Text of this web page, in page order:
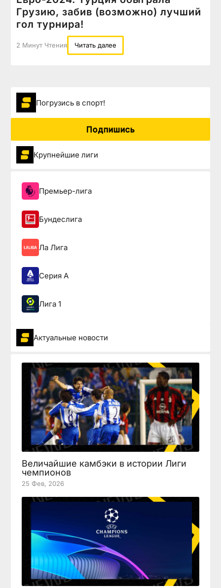
Грузию, забив (возможно) лучший
гол турнира!
2 Минут Чтения Читать далее
Погрузиcь в спорт!
Подпишись
Крупнейшие лиги
Премьер-лига
Бундеслига
Ла Лига
Серия А
Лига 1
Актуальные новости
Величайшие камбэки в истории Лиги
чемпионов
25 Фев, 2026